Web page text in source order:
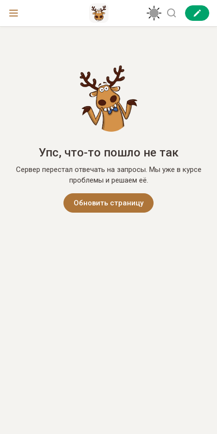
Упс, что-то пошло не так
Сервер перестал отвечать на запросы. Мы уже в курсе
проблемы и решаем её.
Обновить страницу